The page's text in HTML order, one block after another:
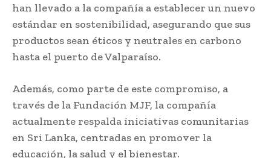
han llevado a la compañía a establecer un nuevo
estándar en sostenibilidad, asegurando que sus
productos sean éticos y neutrales en carbono
hasta el puerto de Valparaíso.
Además, como parte de este compromiso, a
través de la Fundación MJF, la compañía
actualmente respalda iniciativas comunitarias
en Sri Lanka, centradas en promover la
educación, la salud y el bienestar.